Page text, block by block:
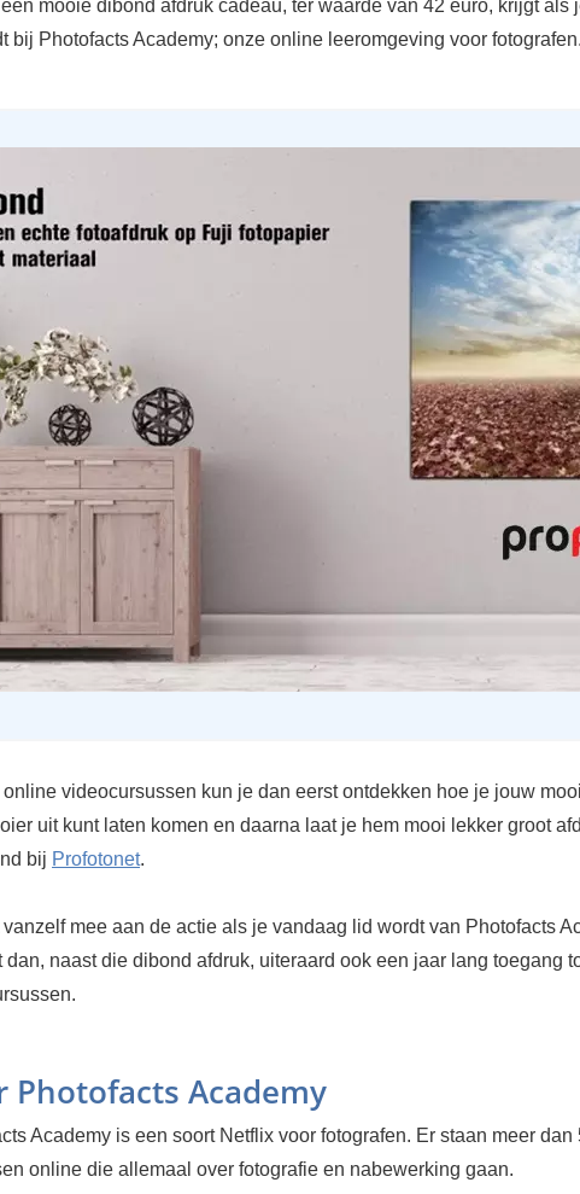
mooie dibond afdruk cadeau, ter waarde van 42 euro, krijgt als
bij Photofacts Academy; onze online leeromgeving voor
online videocursussen kun je dan eerst ontdekken hoe je jouw
uit kunt laten komen en daarna laat je hem mooi lekker groot
bij Profotonet.
mee aan de actie als je vandaag lid wordt van Photofacts
dan, naast die dibond afdruk, uiteraard ook een jaar lang toegang
Photofacts Academy
Academy is een soort Netflix voor fotografen. Er staan meer dan
online die allemaal over fotografie en nabewerking gaan.